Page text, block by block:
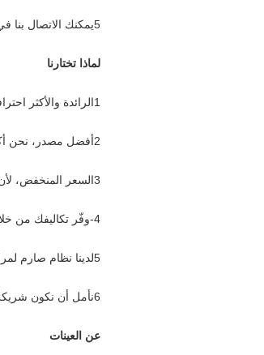
5يمكنك الاتصال بنا في أي وقت
لماذا تختارنا
1الرائدة والأكثر احترافية في مجال توريد قطع الغيار (الفور، المطبخ، غطاء المقبس) ، خبرة غنية.
2أفضل مصدر، نحن أكثر دراية في الميدان ولدينا أفضل مصدر لتلبية طلبك.
3السعر المنخفض، لأن لدينا طلبات سنوية ضخمة مع الشركة المصنعة للتعاون للفوز بأقل سعر.
4-وفّر تكاليفك من خلال ترتيب التسليم معاً، خدمة أفضل للحفاظ على أعمالك تكون أسهل
5لدينا نظام صارم لمراقبة الجودة لضمان أن يكون طلبك أكثر أمناً
6نأمل أن نكون شريكك طويل الأجل في الصين، ثم ستدرك أننا أفضل خيار لك.
عن العينات